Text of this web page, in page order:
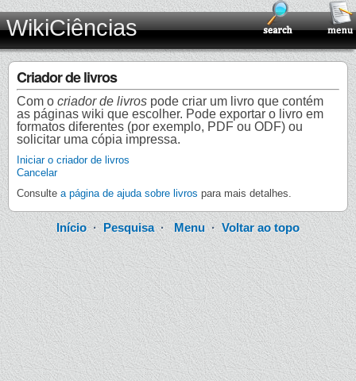
WikiCiências
Criador de livros
Com o criador de livros pode criar um livro que contém
as páginas wiki que escolher. Pode exportar o livro em
formatos diferentes (por exemplo, PDF ou ODF) ou
solicitar uma cópia impressa.
Iniciar o criador de livros
Cancelar
Consulte a página de ajuda sobre livros para mais detalhes.
Início· Pesquisa·Menu · Voltar ao topo